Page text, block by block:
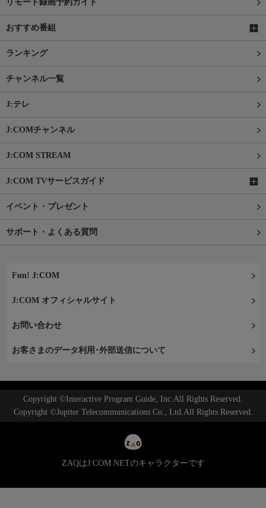
リモート録画予約ガイド
おすすめ番組
ランキング
チャンネル一覧
J:テレ
J:COMチャンネル
J:COM STREAM
J:COM TVサービスガイド
イベント・プレゼント
サポート・よくある質問
Fun! J:COM
J:COM オフィシャルサイト
お問い合わせ
お客さまのデータ利用･外部送信について
Copyright ©Interactive Program Guide, Inc.All Rights Reserved.
Copyright ©Jupiter Telecommunications Co., Ltd.All Rights Reserved.
ZAQはJ:COM NETのキャラクターです